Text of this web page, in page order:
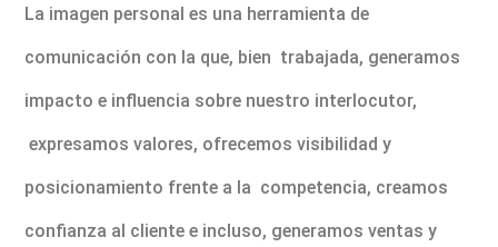
La imagen personal es una herramienta de
comunicación con la que, bien trabajada, generamos
impacto e influencia sobre nuestro interlocutor,
expresamos valores, ofrecemos visibilidad y
posicionamiento frente a la competencia, creamos
confianza al cliente e incluso, generamos ventas y